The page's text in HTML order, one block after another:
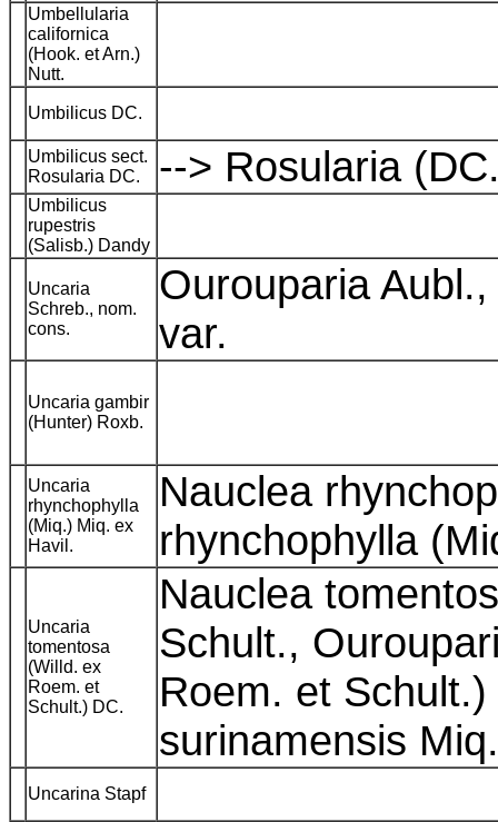
Umbellularia
californica
(Hook. et Arn.)
Nutt.
Umbilicus DC.
Umbilicus sect.
Rosularia DC.
--> Rosularia
Umbilicus
rupestris
(Salisb.) Dandy
Uncaria
Schreb., nom.
cons.
Ourouparia
var.
Uncaria gambir
(Hunter) Roxb.
Uncaria
rhynchophylla
(Miq.) Miq. ex
Havil.
Nauclea
rhynchophylla
Uncaria
tomentosa
(Willd. ex
Roem. et
Schult.) DC.
Nauclea
Schult.,
Roem. et
surinamensis
Uncarina Stapf